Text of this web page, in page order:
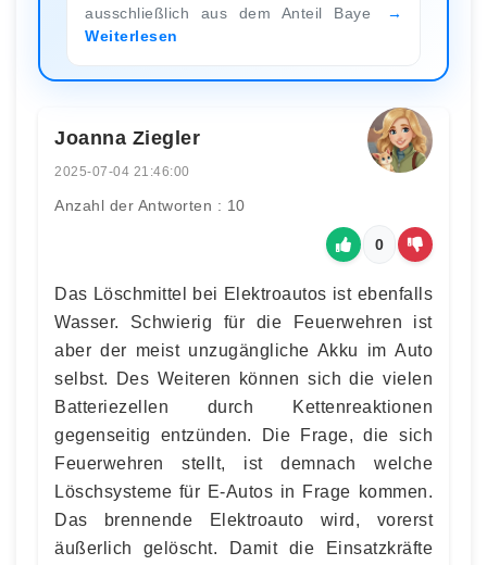
ausschließlich aus dem Anteil Baye
Weiterlesen
Joanna Ziegler
2025-07-04 21:46:00
Anzahl der Antworten : 10
0
Das Löschmittel bei Elektroautos ist ebenfalls
Wasser. Schwierig für die Feuerwehren ist
aber der meist unzugängliche Akku im Auto
selbst. Des Weiteren können sich die vielen
Batteriezellen durch Kettenreaktionen
gegenseitig entzünden. Die Frage, die sich
Feuerwehren stellt, ist demnach welche
Löschsysteme für E-Autos in Frage kommen.
Das brennende Elektroauto wird, vorerst
äußerlich gelöscht. Damit die Einsatzkräfte